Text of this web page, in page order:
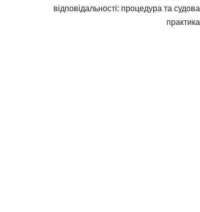
відповідальності: процедура та судова
практика